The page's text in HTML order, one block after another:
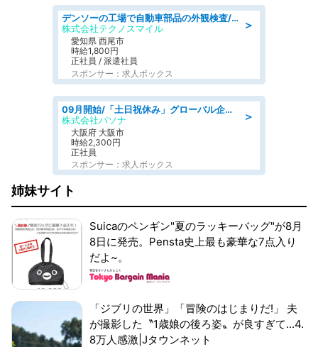
＞
デンソーの工場で自動車部品の外観検査/denso aichi
株式会社テクノスマイル
愛知県 西尾市
時給1,800円
正社員 / 派遣社員
スポンサー：求人ボックス
＞
09月開始/「土日祝休み」グローバル企業での産業保健のお仕事/保健師/高時給/残業なし/服装自由
株式会社パソナ
大阪府 大阪市
時給2,300円
正社員
スポンサー：求人ボックス
姉妹サイト
Suicaのペンギン"夏のラッキーバッグ"が8月
8日に発売。Pensta史上最も豪華な7点入り
だよ~。
「ジブリの世界」「冒険のはじまりだ!」 夫
が撮影した〝1歳娘の後ろ姿〟が良すぎて...4.
8万人感激|Jタウンネット